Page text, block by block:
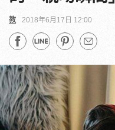
教 2018年6月17日 12:00